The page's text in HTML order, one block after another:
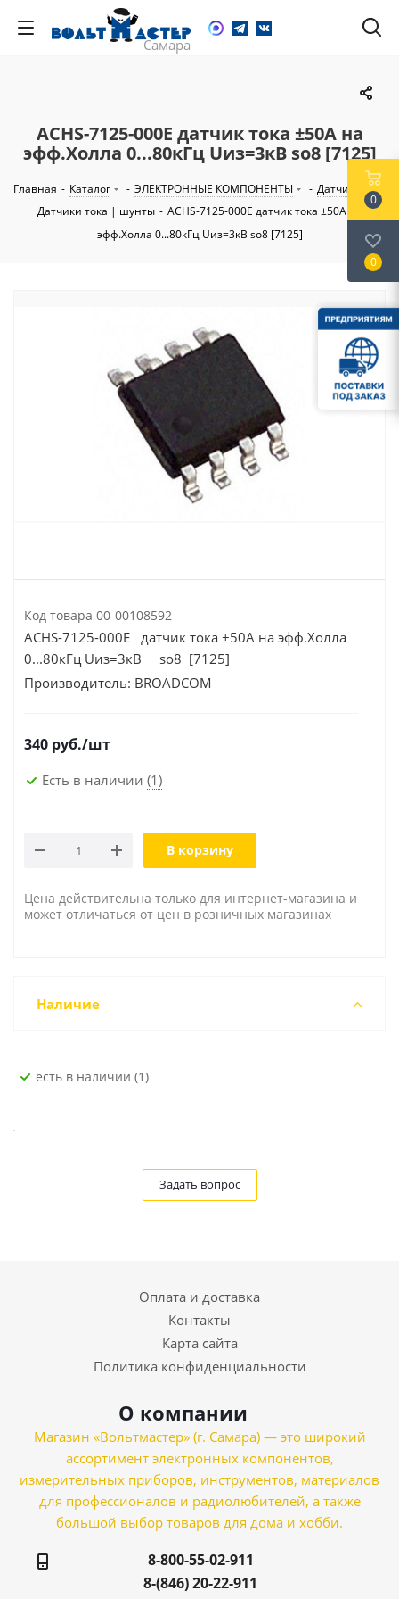
ACHS-7125-000E датчик тока ±50A на
эфф.Холла 0...80кГц Uиз=3кВ so8 [7125]
Главная - Каталог - ЭЛЕКТРОННЫЕ КОМПОНЕНТЫ - Датчики
-
Датчики тока | шунты - ACHS-7125-000E датчик тока ±50A на
эфф.Холла 0...80кГц Uиз=3кВ so8 [7125]
Код товара 00-00108592
ACHS-7125-000E датчик тока ±50A на эфф.Холла
0...80кГц Uиз=3кВ so8 [7125]
Производитель: BROADCOM
340 руб./шт
Есть в наличии (1)
В корзину
Цена действительна только для интернет-магазина и
может отличаться от цен в розничных магазинах
Наличие
Есть в наличии (1)
Задать вопрос
Оплата и доставка
Контакты
Карта сайта
Политика конфиденциальности
О компании
Магазин «Вольтмастер» (г. Самара) — это широкий
ассортимент электронных компонентов,
измерительных приборов, инструментов, материалов
для профессионалов и радиолюбителей, а также
большой выбор товаров для дома и хобби.
8-800-55-02-911
8-(846) 20-22-911
0
0